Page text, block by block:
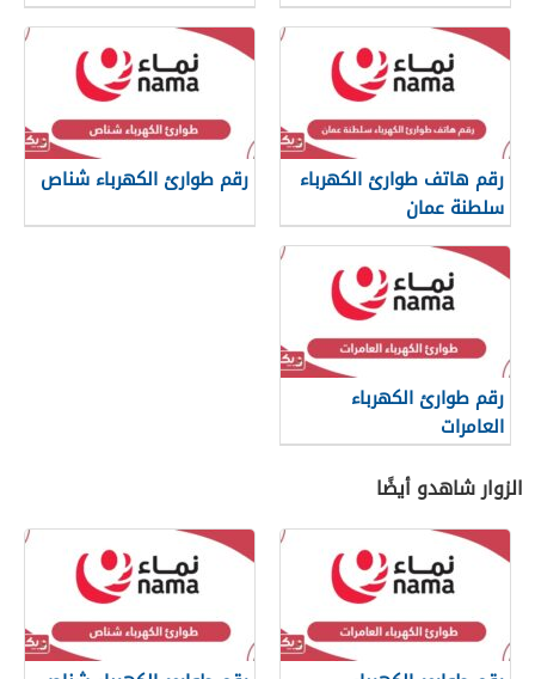
رقم هاتف طوارئ الكهرباء
سلطنة عمان
رقم طوارئ الكهرباء شناص
رقم طوارئ الكهرباء
العامرات
الزوار شاهدو أيضًا